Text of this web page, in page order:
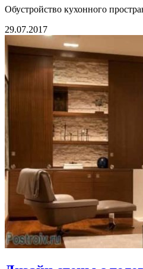
Обустройство кухонного
29.07.2017